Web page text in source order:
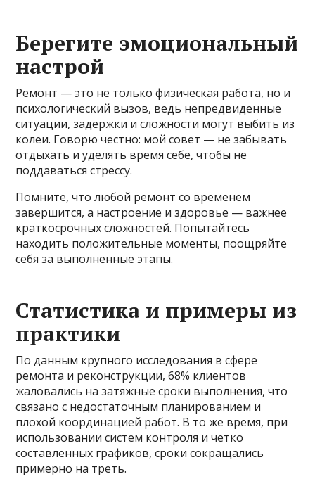
Берегите эмоциональный
настрой
Ремонт — это не только физическая работа, но и
психологический вызов, ведь непредвиденные
ситуации, задержки и сложности могут выбить из
колеи. Говорю честно: мой совет — не забывать
отдыхать и уделять время себе, чтобы не
поддаваться стрессу.
Помните, что любой ремонт со временем
завершится, а настроение и здоровье — важнее
краткосрочных сложностей. Попытайтесь
находить положительные моменты, поощряйте
себя за выполненные этапы.
Статистика и примеры из
практики
По данным крупного исследования в сфере
ремонта и реконструкции, 68% клиентов
жаловались на затяжные сроки выполнения, что
связано с недостаточным планированием и
плохой координацией работ. В то же время, при
использовании систем контроля и четко
составленных графиков, сроки сокращались
примерно на треть.